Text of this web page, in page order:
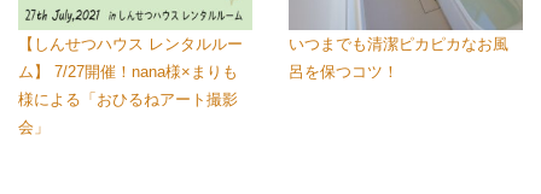
【しんせつハウス レンタルルー
ム】 7/27開催！nana様×まりも
様による「おひるねアート撮影
会」
いつまでも清潔ピカピカなお風
呂を保つコツ！